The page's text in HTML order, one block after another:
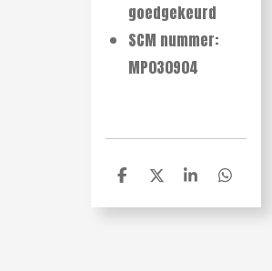
goedgekeurd
SCM nummer:
MP030904
D
l
D
e
S
a
D
l